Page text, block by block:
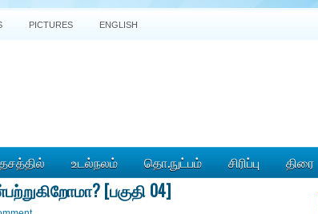
PICTURES ENGLISH
உடல்நலம் தொ.நுட்பம் சிரிப்பு திரை
[பகுதி 04]